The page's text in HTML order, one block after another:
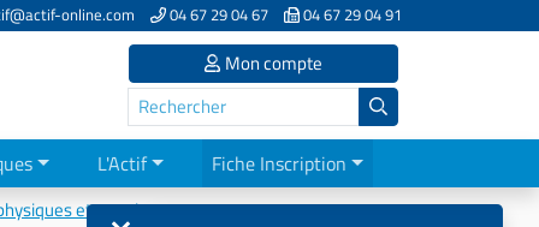
online.com 04 67 29 04 67 04 67 29 04 91
Mon compte
L'Actif Fiche Inscription
et sportives